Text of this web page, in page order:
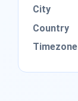
City
Country
Timezone